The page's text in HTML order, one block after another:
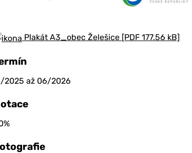
Plakát A3_obec Želešice [PDF 177.56 kB]
2025 až 06/2026